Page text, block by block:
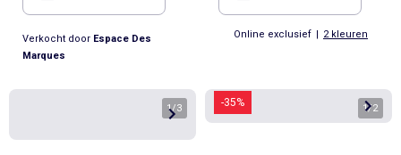
Verkocht door Espace Des
Marques
Online exclusief | 2 kleuren
1/3 -35% 1/2